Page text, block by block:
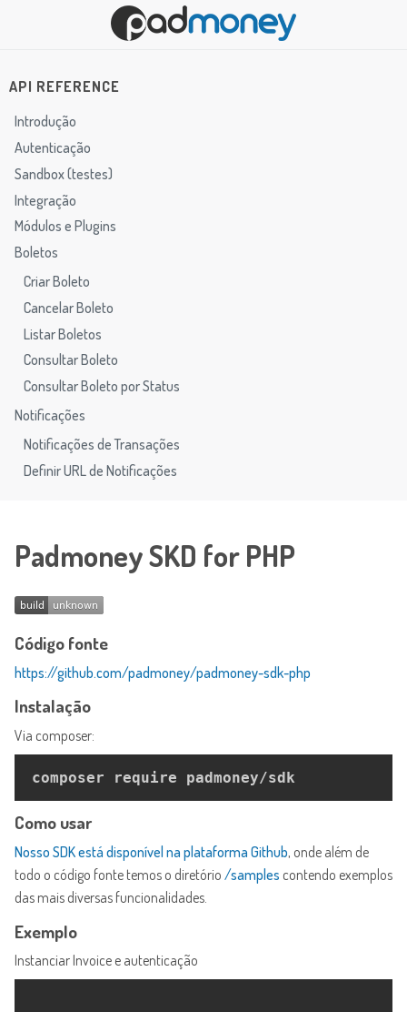
API REFERENCE
Introdução
Autenticação
Sandbox (testes)
Integração
Módulos e Plugins
Boletos
Criar Boleto
Cancelar Boleto
Listar Boletos
Consultar Boleto
Consultar Boleto por Status
Notificações
Notificações de Transações
Definir URL de Notificações
Padmoney SKD for PHP
Código fonte
https://github.com/padmoney/padmoney-sdk-php
Instalação
Via composer:
Como usar
Nosso SDK está disponível na plataforma Github, onde além de
todo o código fonte temos o diretório /samples contendo exemplos
das mais diversas funcionalidades.
Exemplo
Instanciar Invoice e autenticação